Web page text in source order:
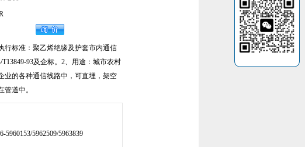
行标准：聚乙烯绝缘及护套市内通信
T13849-93及企标。2、用途：城市农村
业的各种通信线路中，可直埋，架空
管道中。
5960153/5962509/5963839